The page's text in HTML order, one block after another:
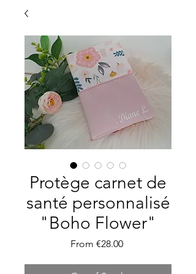
Protège carnet de
santé personnalisé
"Boho Flower"
From €28.00Sale